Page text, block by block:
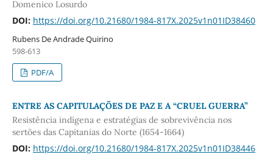
Domenico Losurdo
DOI: https://doi.org/10.21680/1984-817X.2025v1n01ID38460
Rubens De Andrade Quirino
598-613
PDF/A
ENTRE AS CAPITULAÇÕES DE PAZ E A “CRUEL GUERRA”
Resistência indígena e estratégias de sobrevivência nos
sertões das Capitanias do Norte (1654-1664)
DOI: https://doi.org/10.21680/1984-817X.2025v1n01ID38446